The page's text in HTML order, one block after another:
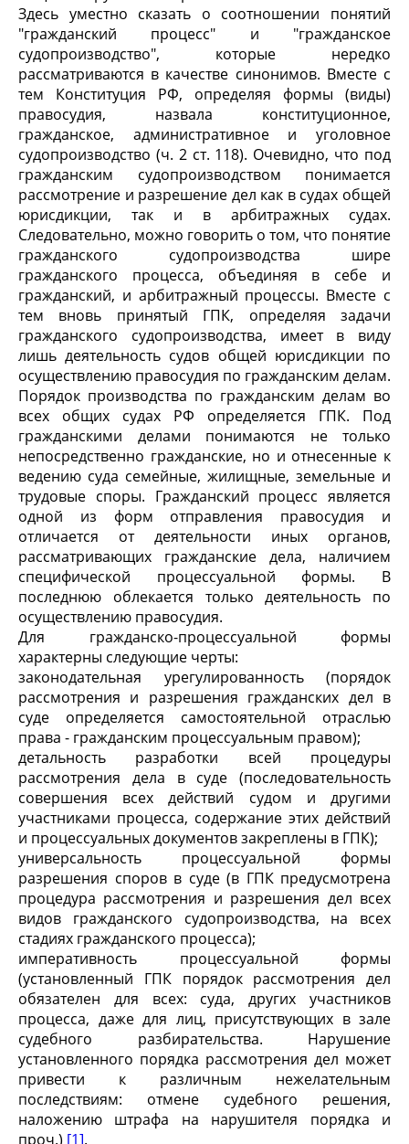
Здесь уместно сказать о соотношении понятий
"гражданский процесс" и "гражданское
судопроизводство", которые нередко
рассматриваются в качестве синонимов. Вместе с
тем Конституция РФ, определяя формы (виды)
правосудия, назвала конституционное,
гражданское, административное и уголовное
судопроизводство (ч. 2 ст. 118). Очевидно, что под
гражданским судопроизводством понимается
рассмотрение и разрешение дел как в судах общей
юрисдикции, так и в арбитражных судах.
Следовательно, можно говорить о том, что понятие
гражданского судопроизводства шире
гражданского процесса, объединяя в себе и
гражданский, и арбитражный процессы. Вместе с
тем вновь принятый ГПК, определяя задачи
гражданского судопроизводства, имеет в виду
лишь деятельность судов общей юрисдикции по
осуществлению правосудия по гражданским делам.
Порядок производства по гражданским делам во
всех общих судах РФ определяется ГПК. Под
гражданскими делами понимаются не только
непосредственно гражданские, но и отнесенные к
ведению суда семейные, жилищные, земельные и
трудовые споры. Гражданский процесс является
одной из форм отправления правосудия и
отличается от деятельности иных органов,
рассматривающих гражданские дела, наличием
специфической процессуальной формы. В
последнюю облекается только деятельность по
осуществлению правосудия.
Для гражданско-процессуальной формы
характерны следующие черты:
законодательная урегулированность (порядок
рассмотрения и разрешения гражданских дел в
суде определяется самостоятельной отраслью
права - гражданским процессуальным правом);
детальность разработки всей процедуры
рассмотрения дела в суде (последовательность
совершения всех действий судом и другими
участниками процесса, содержание этих действий
и процессуальных документов закреплены в ГПК);
универсальность процессуальной формы
разрешения споров в суде (в ГПК предусмотрена
процедура рассмотрения и разрешения дел всех
видов гражданского судопроизводства, на всех
стадиях гражданского процесса);
императивность процессуальной формы
(установленный ГПК порядок рассмотрения дел
обязателен для всех: суда, других участников
процесса, даже для лиц, присутствующих в зале
судебного разбирательства. Нарушение
установленного порядка рассмотрения дел может
привести к различным нежелательным
последствиям: отмене судебного решения,
наложению штрафа на нарушителя порядка и
проч.) [1].